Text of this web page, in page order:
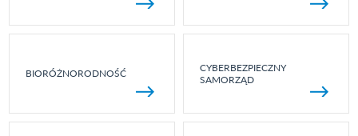
BIORÓŻNORODNOŚĆ
CYBERBEZPIECZNY
SAMORZĄD